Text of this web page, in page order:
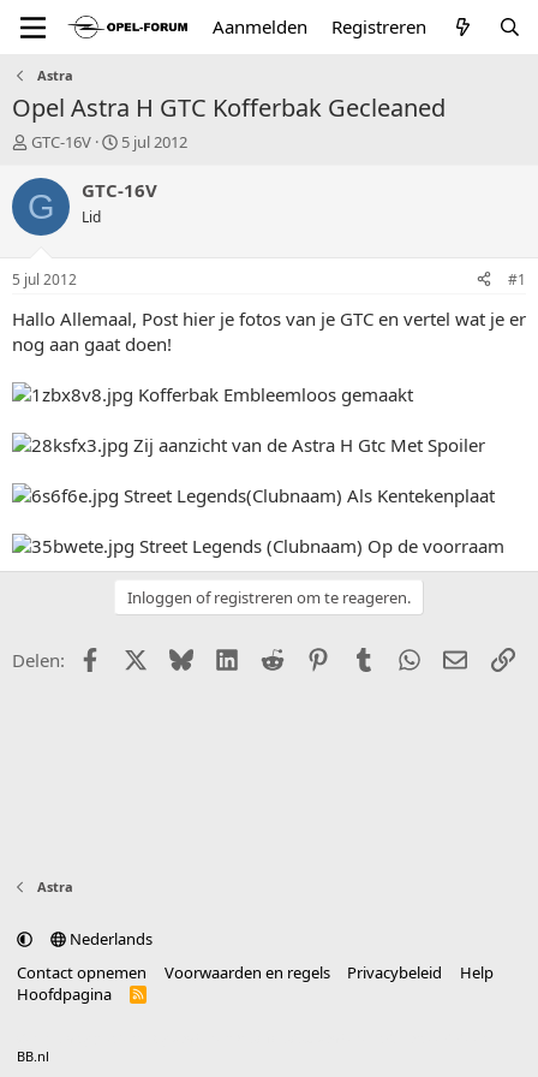
Aanmelden Registreren
Astra
Opel Astra H GTC Kofferbak Gecleaned
T
p
i
a
r
e
GTC-16V
S
a
u
m
5 jul 2012
G GTC-16V
Lid
5 jul 2012 #1
Hallo Allemaal, Post hier je fotos van je GTC en vertel wat je er
nog aan gaat doen!
Kofferbak Embleemloos gemaakt
Zij aanzicht van de Astra H Gtc Met Spoiler
Street Legends(Clubnaam) Als Kentekenplaat
Street Legends (Clubnaam) Op de voorraam
Inloggen of registreren om te reageren.
Delen: FacebookX (Twitter)
BlueskyLinkedIn
Reddit PinterestTumblr WhatsApp
E-mail
Astra
Nederlands
Contact opnemen
Voorwaarden en regels Privacybeleid
Help
Hoofdpagina
R
BB.nl